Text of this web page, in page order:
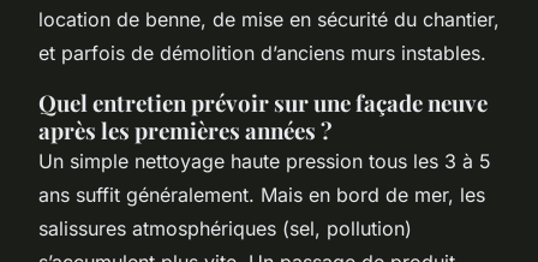
location de benne, de mise en sécurité du chantier,
et parfois de démolition d’anciens murs instables.
Quel entretien prévoir sur une façade neuve
après les premières années ?
Un simple nettoyage haute pression tous les 3 à 5
ans suffit généralement. Mais en bord de mer, les
salissures atmosphériques (sel, pollution)